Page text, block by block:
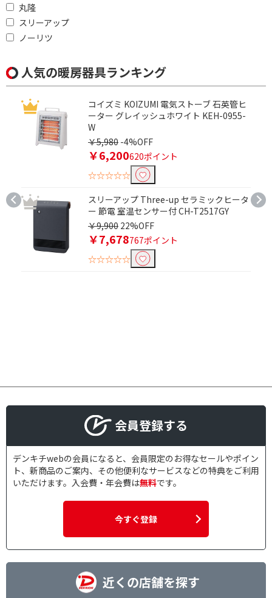
丸隆
スリーアップ
ノーリツヒーター方式で絞り込む
800W～1000W未満 500W未満
人感センサーで絞り込む
自動首振り機能で絞り込む
自動首振り機能あり
チャイルドロック機能で絞り込む
人気の暖房器具ランキング
コイズミ KOIZUMI 電気ストーブ 石英管ヒ
ーター グレイッシュホワイト KEH-0955-
W
￥5,980 -4%OFF
￥6,200620ポイント
☆☆☆☆☆
スリーアップ Three-up セラミックヒータ
ー 節電 室温センサー付 CH-T2517GY
￥9,900 22%OFF
￥7,678767ポイント
☆☆☆☆☆
会員登録する
デンキチwebの会員になると、会員限定のお得なセールやポイン
ト、新商品のご案内、その他便利なサービスなどの特典をご利用
いただけます。入会費・年会費は無料です。
今すぐ登録
近くの店舗を探す